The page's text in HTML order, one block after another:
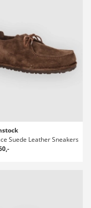
Suede Leather Sneakers